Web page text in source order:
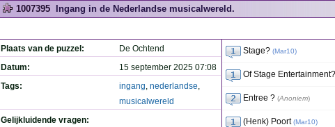
1007395 Ingang in de Nederlandse musicalwereld.
Plaats van de puzzel:
De Ochtend
Datum:
15 september 2025 07:08
Tags:
ingang, nederlandse,
musicalwereld
Gelijkluidende vragen:
Stage? (Mar10)
Of Stage Entertainment?
Entree ? (Anoniem)
(Henk) Poort (Mar10)